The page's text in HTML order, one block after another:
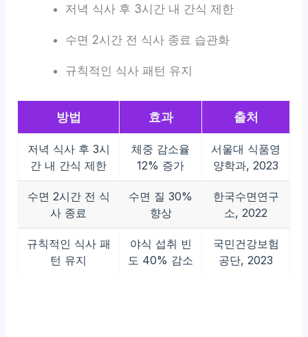
저녁 식사 후 3시간 내 간식 제한
수면 2시간 전 식사 종료 습관화
규칙적인 식사 패턴 유지
방법 효과 출처
저녁 식사 후 3시
간 내 간식 제한
체중 감소율
12% 증가
서울대 식품영
양학과, 2023
수면 2시간 전 식
사 종료
수면 질 30%
향상
한국수면연구
소, 2022
규칙적인 식사 패
턴 유지
야식 섭취 빈
도 40% 감소
국민건강보험
공단, 2023